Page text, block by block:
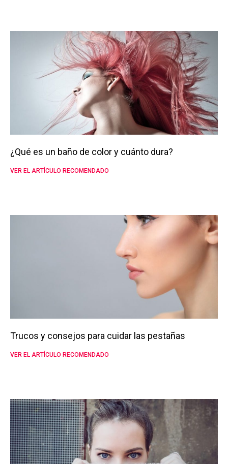
¿Qué es un baño de color y cuánto dura?
VER EL ARTÍCULO RECOMENDADO
Trucos y consejos para cuidar las pestañas
VER EL ARTÍCULO RECOMENDADO